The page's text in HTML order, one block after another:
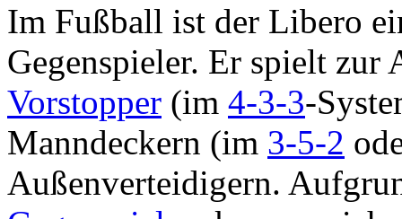
Im Fußball ist der Libero
Gegenspieler. Er spielt zur
Vorstopper (im 4-3-3-
Manndeckern (im 3-5-2
Außenverteidigern.